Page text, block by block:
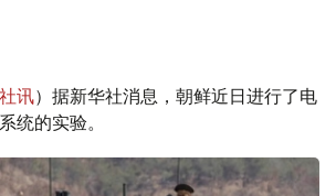
讯）据新华社消息，朝鲜近日进行了电
统的实验。